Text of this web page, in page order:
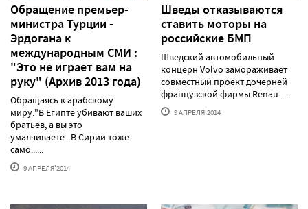
Обращение премьер-
министра Турции -
Эрдогана к
международным СМИ :
"Это не играет вам на
руку" (Архив 2013 года)
Обращаясь к арабскому
миру:"В Египте убивают ваших
братьев, а вы это
умалчиваете...В Сирии тоже
само......
9 АПРЕЛЯ'2014
Шведы отказываются
ставить моторы на
российские БМП
Шведский автомобильный
концерн Volvo замораживает
совместный проект дочерней
французской фирмы Renau......
9 АПРЕЛЯ'2014